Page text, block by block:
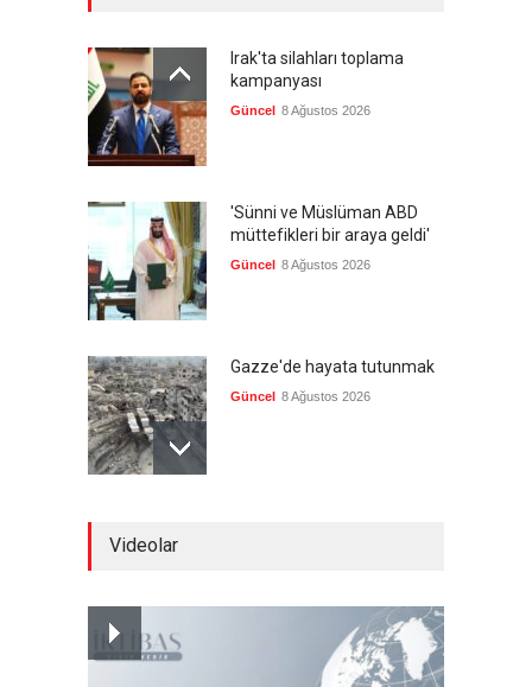
Irak'ta silahları toplama
kampanyası
Güncel 8 Ağustos 2026
'Sünni ve Müslüman ABD
müttefikleri bir araya geldi'
Güncel 8 Ağustos 2026
Gazze'de hayata tutunmak
Güncel 8 Ağustos 2026
Türkiye'nin ABD ile ilişkileri
Videolar